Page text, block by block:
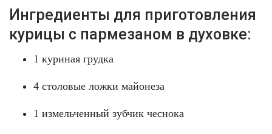
Ингредиенты для приготовления
курицы с пармезаном в духовке:
1 куриная грудка
4 столовые ложки майонеза
1 измельченный зубчик чеснока